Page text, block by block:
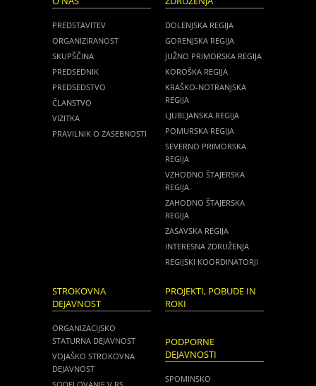
PREDSTAVITEV
ORGANIZIRANOST
SKUPŠČINA
PREDSEDNIK
PREDSEDSTVO
ČLANSTVO
VIZITKA
PRAVILNIK O ZASEBNOSTI
DOLENJSKA REGIJA
GORENJSKA REGIJA
JUŽNO PRIMORSKA REGIJA
KOROŠKA REGIJA
KRAŠKO-NOTRANJSKA
REGIJA
LJUBLJANSKA REGIJA
POMURSKA REGIJA
SEVERNO PRIMORSKA
REGIJA
VZHODNO ŠTAJERSKA
REGIJA
ZAHODNO ŠTAJERSKA
REGIJA
ZASAVSKA REGIJA
INTERESNA ZDRUŽENJA
REGIJSKI KOORDINATORJI
STROKOVNA
DEJAVNOST
ORGANIZACIJSKO
STATURNA DEJAVNOST
VOJAŠKO STROKOVNA
DEJAVNOST
PROJEKTI, POBUDE IN
ROKI
PODPORNE
DEJAVNOSTI
SPOMINSKO